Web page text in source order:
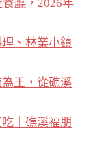
廳，2026年
、林業小鎮
王，從礁溪
｜礁溪福朋